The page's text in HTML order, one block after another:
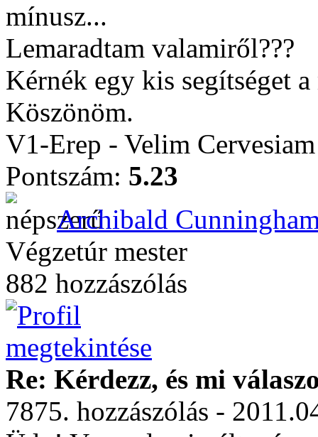
mínusz...
Lemaradtam valamiről???
Kérnék egy kis segítséget
Köszönöm.
V1-Erep - Velim Cervesiam
Pontszám: 5.23
Archibald
Végzetúr mester
882 hozzászólás
Re: Kérdezz, és mi
7875. hozzászólás -